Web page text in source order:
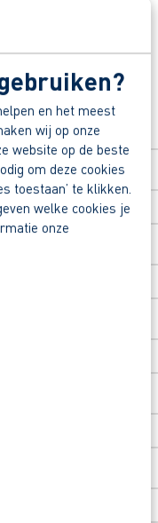
en het meest
wij op onze
website op de beste
om deze cookies
toestaan’ te klikken.
welke cookies je
onze
werksfeer als
Al binnen 1
bel of mail dan